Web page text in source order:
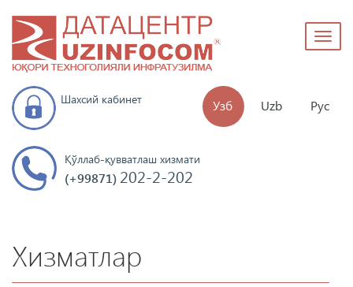
Узб Uzb Рус
Шахсий кабинет
Қўллаб-қувватлаш хизмати
(+99871) 202-2-202
Хизматлар